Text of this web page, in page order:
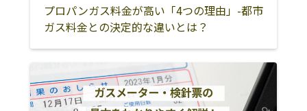
三原市 尾道市
世羅郡世羅町
町
庄原市
三次市
プロパンガス料金が高い「4つの理由」-都市
ガス料金との決定的な違いとは？